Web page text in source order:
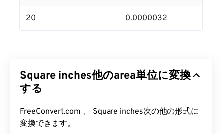
20 0.0000032
Square inches他のarea単位に変換
する
FreeConvert.com 、 Square inches次の他の形式に
変換できます。